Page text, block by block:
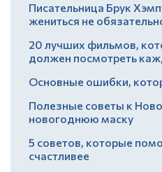
Писательница Брук
жениться не
20 лучших фильмов,
должен посмотреть
Основные ошибки,
Полезные советы к
новогоднюю маску
5 советов, которые
счастливее